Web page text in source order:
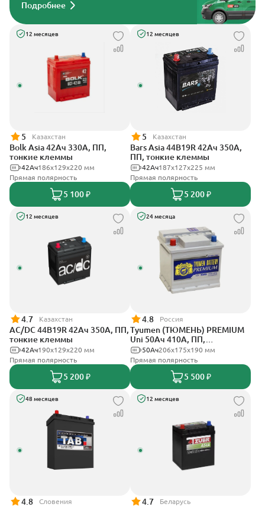
Подробнее
12 месяцев
5 Казахстан
Bolk Asia 42Ач 330А, ПП,
тонкие клеммы
186х129х220 мм
42Ач
Прямая полярность
5 100 ₽
12 месяцев
5 Казахстан
Bars Asia 44B19R 42Ач 350А,
ПП, тонкие клеммы
187x127x225 мм
42Ач
Прямая полярность
5 200 ₽
12 месяцев
4.7 Казахстан
AC/DC 44B19R 42Ач 350А, ПП,
тонкие клеммы
190x129x220 мм
42Ач
Прямая полярность
5 200 ₽
24 месяца
4.8 Россия
Tyumen (ТЮМЕНЬ) PREMIUM
Uni 50Ач 410А, ПП,
стандартные клеммы
206х175х190 мм
50Ач
Прямая полярность
5 500 ₽
48 месяцев
4.8 Словения
12 месяцев
4.7 Беларусь